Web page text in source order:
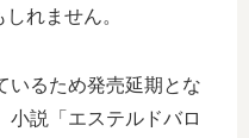
れません。
いるため発売延期とな
小説「エステルドバロ